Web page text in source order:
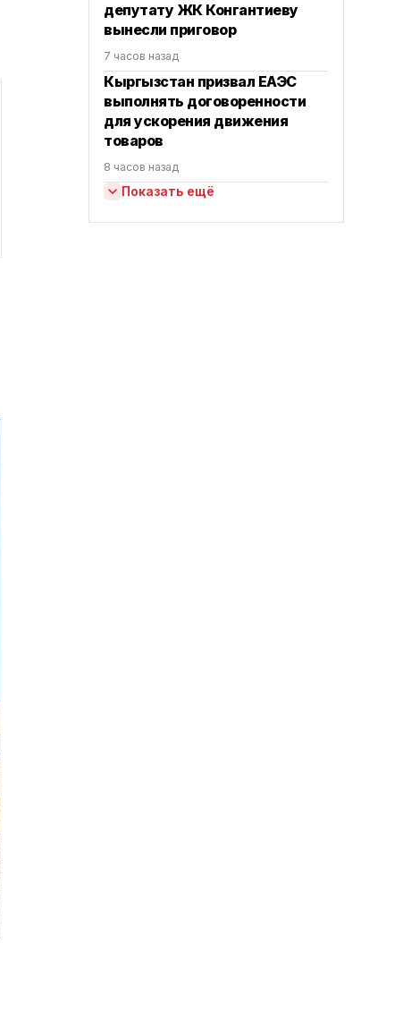
депутату ЖК Конгантиеву
вынесли приговор
7 часов назад
Кыргызстан призвал ЕАЭС
выполнять договоренности
для ускорения движения
товаров
8 часов назад
Показать ещё